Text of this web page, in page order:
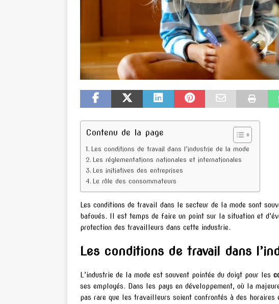
Contenu de la page
Les conditions de travail dans l’industrie de la mode
Les réglementations nationales et internationales
Les initiatives des entreprises
Le rôle des consommateurs
Les conditions de travail dans le secteur de la mode sont
bafoués. Il est temps de faire un point sur la situation et
protection des travailleurs dans cette industrie.
Les conditions de travail dans
L’industrie de la mode est souvent pointée du doigt pour les
ses employés. Dans les pays en développement, où la
pas rare que les travailleurs soient confrontés à des